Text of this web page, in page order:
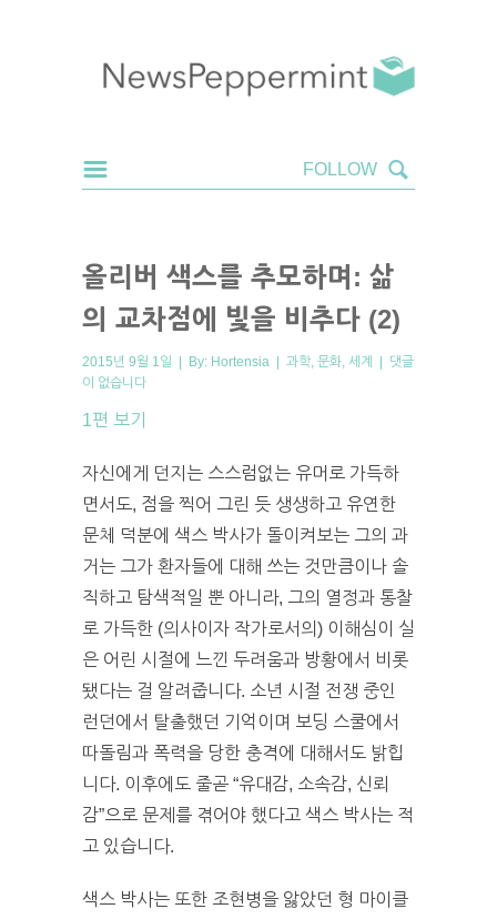
올리버 색스를 추모하며: 삶
의 교차점에 빛을 비추다 (2)
2015년 9월 1일 | By: Hortensia | 과학 문화 세계 | 댓글
이 없습니다
1편 보기
자신에게 던지는 스스럼없는 유머로 가득하
면서도, 점을 찍어 그린 듯 생생하고 유연한
문체 덕분에 색스 박사가 돌이켜보는 그의 과
거는 그가 환자들에 대해 쓰는 것만큼이나 솔
직하고 탐색적일 뿐 아니라, 그의 열정과 통찰
로 가득한 (의사이자 작가로서의) 이해심이 실
은 어린 시절에 느낀 두려움과 방황에서 비롯
됐다는 걸 알려줍니다. 소년 시절 전쟁 중인
런던에서 탈출했던 기억이며 보딩 스쿨에서
따돌림과 폭력을 당한 충격에 대해서도 밝힙
니다. 이후에도 줄곧 “유대감, 소속감, 신뢰
감”으로 문제를 겪어야 했다고 색스 박사는 적
고 있습니다.
색스 박사는 또한 조현병을 앓았던 형 마이클